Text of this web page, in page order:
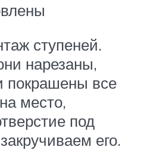
ступеней.
нарезаны,
все
место,
под
его.